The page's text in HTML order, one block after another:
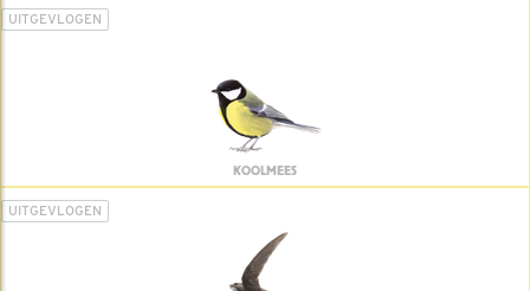
UITGEVLOGEN
KOOLMEES
UITGEVLOGEN